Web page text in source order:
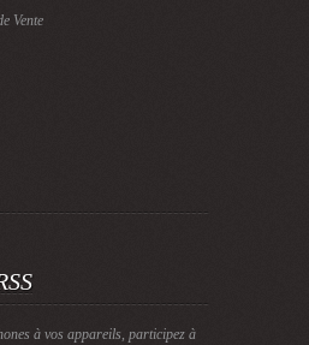
Vente
à vos appareils, participez à